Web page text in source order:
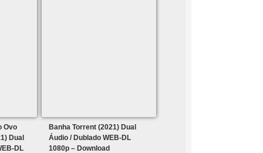
Ovo
Dual
DL
Banha Torrent (2021) Dual
Áudio / Dublado WEB-DL
1080p – Download